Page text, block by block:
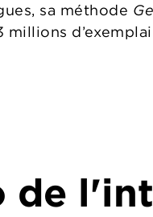
sa méthode
de